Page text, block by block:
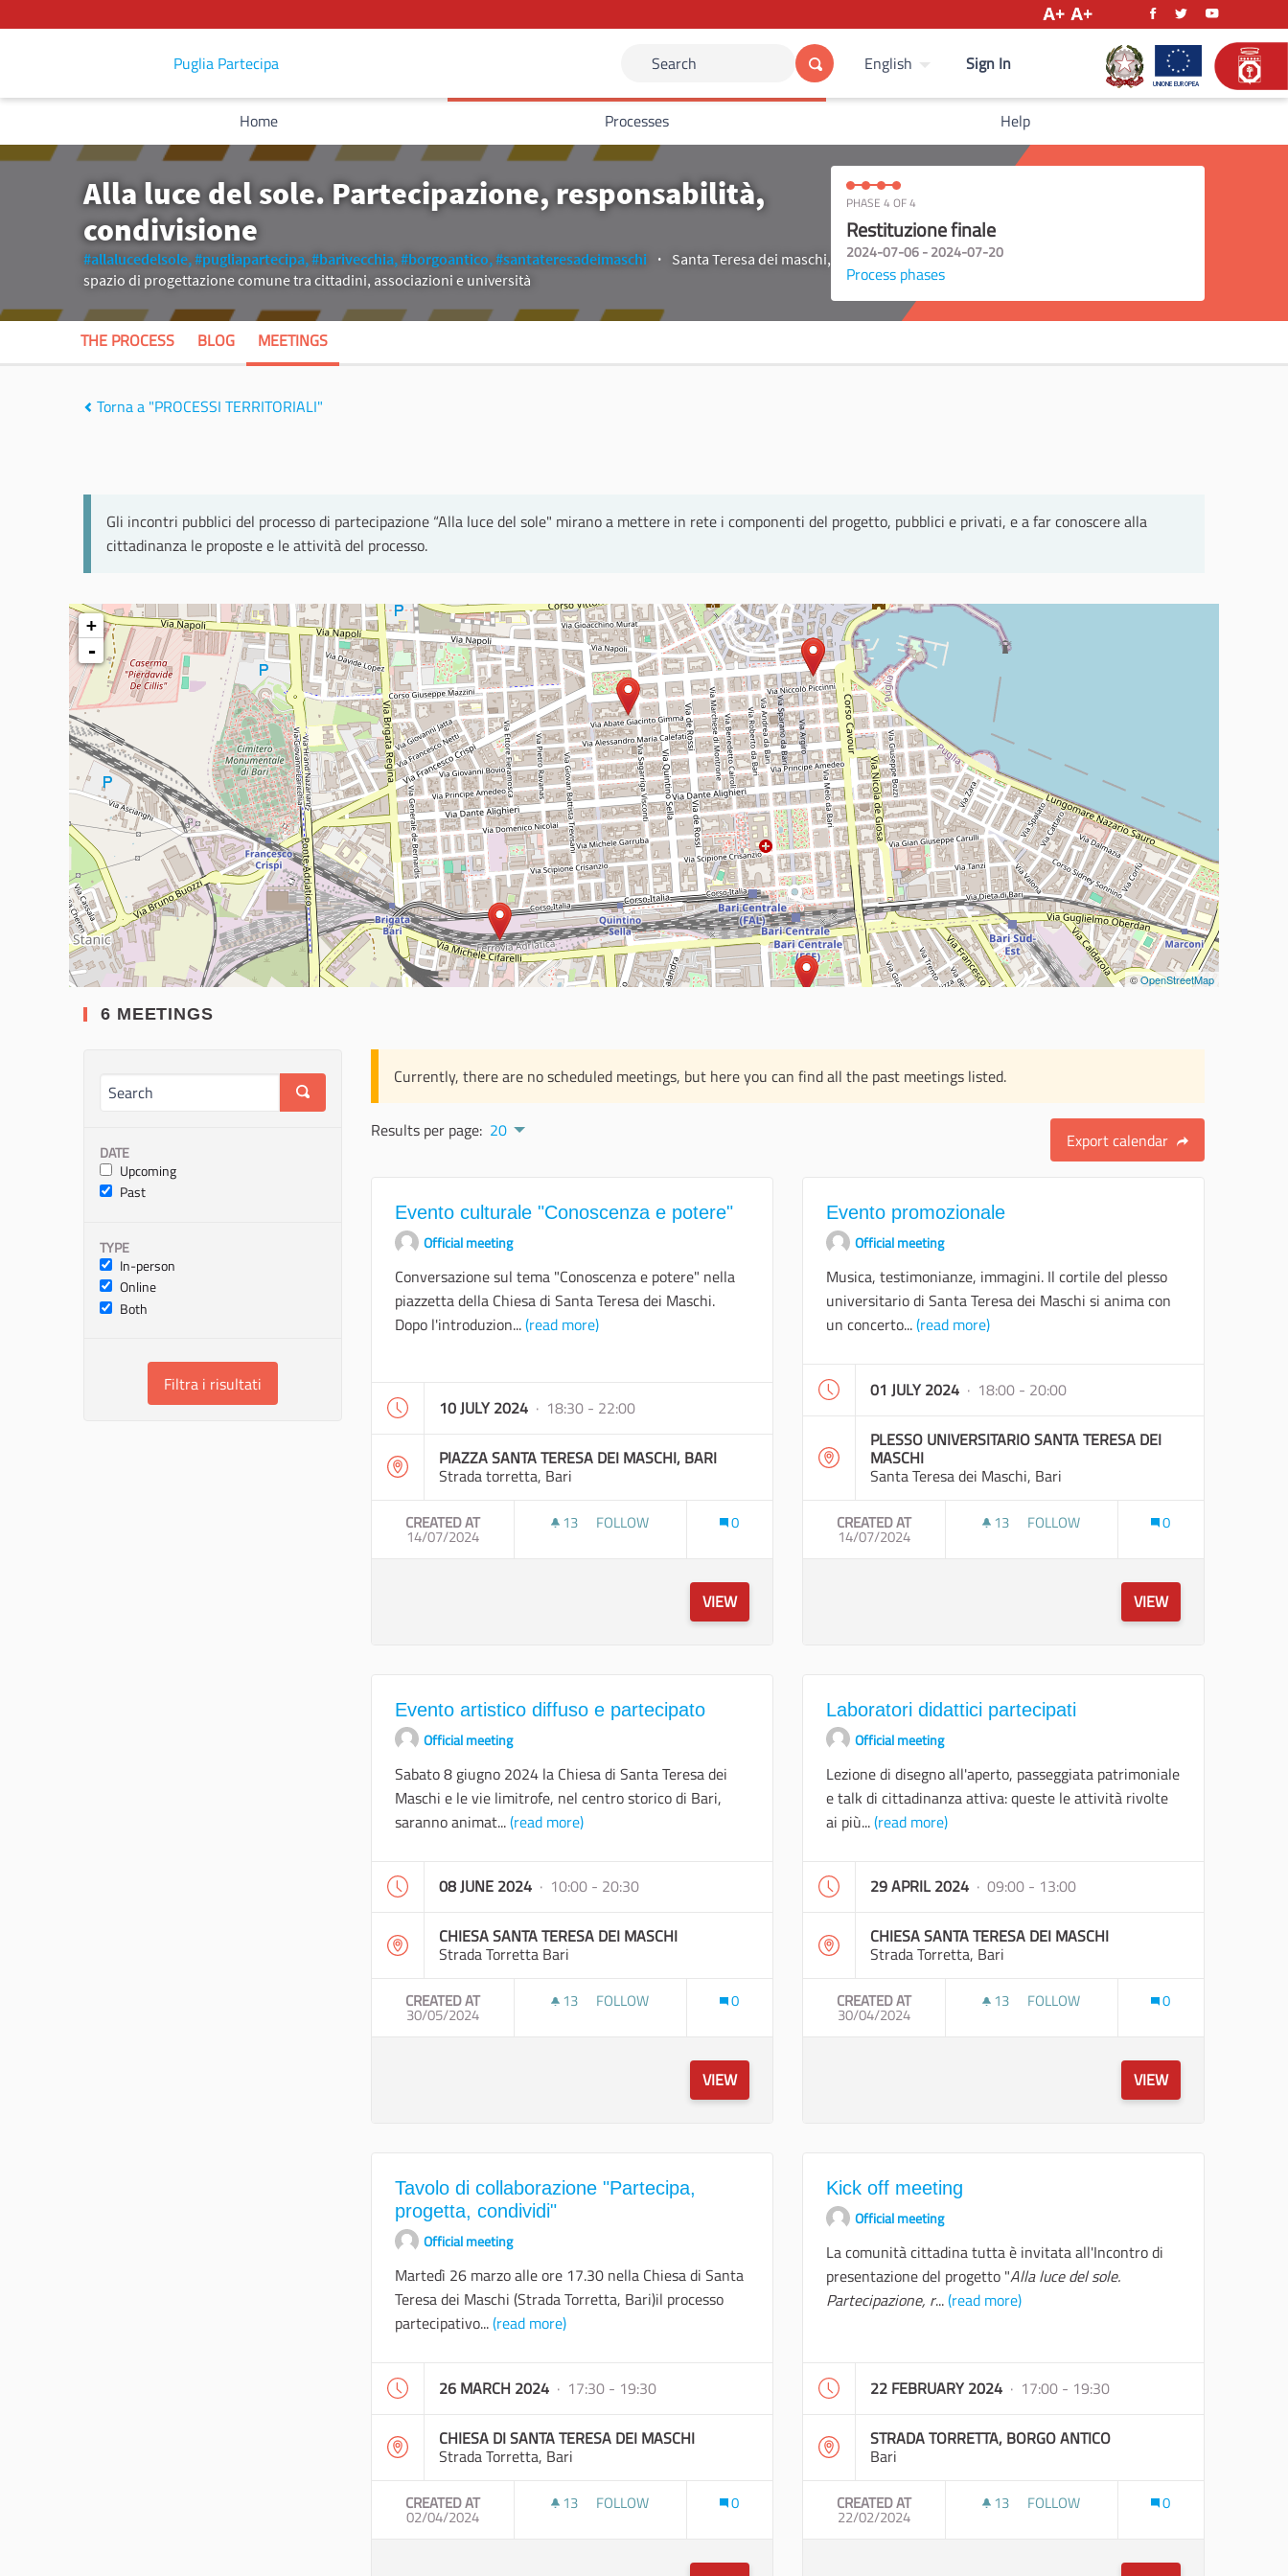
Puglia Partecipa Search English Sign In
Home Processes Help
Alla luce del sole. Partecipazione, responsabilità,
condivisione
#allalucedelsole,#pugliapartecipa,#barivecchia,#borgoantico,#santateresadeimaschi
Santa Teresa dei maschi,
spazio di progettazione comune tra cittadini, associazioni e università
PHASE 4 OF 4
Restituzione finale
2024-07-06 - 2024-07-20
Process phases
THE PROCESS BLOG MEETINGS
Torna a "PROCESSI TERRITORIALI"
Gli incontri pubblici del processo di partecipazione “Alla luce del sole" mirano a mettere in rete i componenti del progetto, pubblici e privati, e a far conoscere alla
cittadinanza le proposte e le attività del processo.
+
-
©OpenStreetMap
6 MEETINGS
DATE
Upcoming
Past
TYPE
In-person
Online
Both
Filtra i risultati
Currently, there are no scheduled meetings, but here you can find all the past meetings listed.
Results per page: 20 Export calendar
Evento culturale "Conoscenza e potere"
Official meeting
Conversazione sul tema "Conoscenza e potere" nella
piazzetta della Chiesa di Santa Teresa dei Maschi.
Dopo l'introduzion...(read more)
10 JULY 2024 · 18:30 - 22:00
PIAZZA SANTA TERESA DEI MASCHI, BARI
Strada torretta, Bari
CREATED AT
14/07/2024
13 13 FOLLOWERS
FOLLOW
EVENTO CULTURALE "CONOSCENZA E POTERE"
0
VIEW
Evento promozionale
Official meeting
Musica, testimonianze, immagini. Il cortile del plesso
universitario di Santa Teresa dei Maschi si anima con
un concerto...(read more)
01 JULY 2024 · 18:00 - 20:00
PLESSO UNIVERSITARIO SANTA TERESA DEI
MASCHI
Santa Teresa dei Maschi, Bari
CREATED AT
14/07/2024
13 13 FOLLOWERS
FOLLOW 0
VIEW
Evento artistico diffuso e partecipato
Official meeting
Sabato 8 giugno 2024 la Chiesa di Santa Teresa dei
Maschi e le vie limitrofe, nel centro storico di Bari,
saranno animat...(read more)
08 JUNE 2024 · 10:00 - 20:30
CHIESA SANTA TERESA DEI MASCHI
Strada Torretta Bari
CREATED AT
30/05/2024
13 13 FOLLOWERS
FOLLOW
EVENTO ARTISTICO DIFFUSO E PARTECIPATO
0
VIEW
Laboratori didattici partecipati
Official meeting
Lezione di disegno all'aperto, passeggiata patrimoniale
e talk di cittadinanza attiva: queste le attività rivolte
ai più...(read more)
29 APRIL 2024 · 09:00 - 13:00
CHIESA SANTA TERESA DEI MASCHI
Strada Torretta, Bari
CREATED AT
30/04/2024
13 13 FOLLOWERS
FOLLOW 0
VIEW
Tavolo di collaborazione "Partecipa,
progetta, condividi"
Official meeting
Martedì 26 marzo alle ore 17.30 nella Chiesa di Santa
Teresa dei Maschi (Strada Torretta, Bari)il processo
partecipativo...(read more)
26 MARCH 2024 · 17:30 - 19:30
CHIESA DI SANTA TERESA DEI MASCHI
Strada Torretta, Bari
CREATED AT
02/04/2024
13 13 FOLLOWERS
FOLLOW
TAVOLO DI COLLABORAZIONE "PARTECIPA, PROGETTA, CONDIVIDI"
0
Kick off meeting
Official meeting
La comunità cittadina tutta è invitata all'Incontro di
presentazione del progetto "Alla luce del sole.
Partecipazione, r...(read more)
22 FEBRUARY 2024 · 17:00 - 19:30
STRADA TORRETTA, BORGO ANTICO
Bari
CREATED AT
22/02/2024
13 13 FOLLOWERS
FOLLOW 0